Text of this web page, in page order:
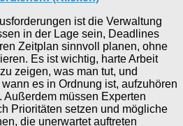
ist die Verwaltung
in der Lage sein, Deadlines
Zeitplan sinnvoll planen, ohne
Es ist wichtig, harte Arbeit
zeigen, was man tut, und
es in Ordnung ist, aufzuhören
müssen Experten
Prioritäten setzen und mögliche
die unerwartet auftreten